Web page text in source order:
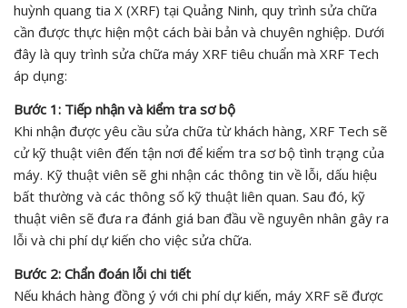
huỳnh quang tia X (XRF) tại Quảng Ninh, quy trình sửa chữa
cần được thực hiện một cách bài bản và chuyên nghiệp. Dưới
đây là quy trình sửa chữa máy XRF tiêu chuẩn mà XRF Tech
áp dụng:
Bước 1: Tiếp nhận và kiểm tra sơ bộ
Khi nhận được yêu cầu sửa chữa từ khách hàng, XRF Tech sẽ
cử kỹ thuật viên đến tận nơi để kiểm tra sơ bộ tình trạng của
máy. Kỹ thuật viên sẽ ghi nhận các thông tin về lỗi, dấu hiệu
bất thường và các thông số kỹ thuật liên quan. Sau đó, kỹ
thuật viên sẽ đưa ra đánh giá ban đầu về nguyên nhân gây ra
lỗi và chi phí dự kiến cho việc sửa chữa.
Bước 2: Chẩn đoán lỗi chi tiết
Nếu khách hàng đồng ý với chi phí dự kiến, máy XRF sẽ được